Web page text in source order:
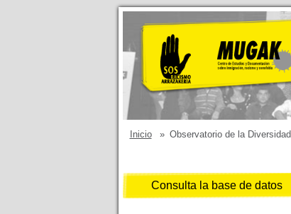
Inicio » Observatorio de la Diversidad
Consulta la base de datos